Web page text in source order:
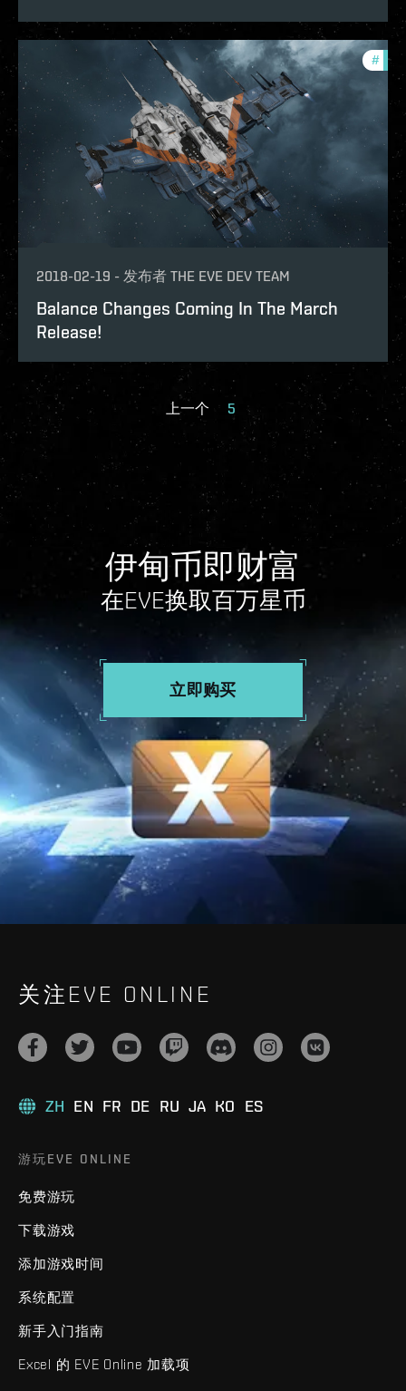
#
2018-02-19 - 发布者 THE EVE DEV TEAM
Balance Changes Coming In The March
Release!
上一个 5
伊甸币即财富
在EVE换取百万星币
立即购买
关注EVE ONLINE
ZH EN FR DE RU JA KO ES
游玩EVE ONLINE
免费游玩
下载游戏
添加游戏时间
系统配置
新手入门指南
Excel 的 EVE Online 加载项